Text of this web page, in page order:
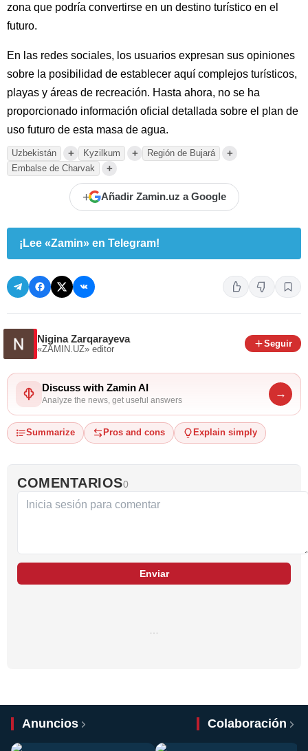
zona que podría convertirse en un destino turístico en el
futuro.
En las redes sociales, los usuarios expresan sus opiniones
sobre la posibilidad de establecer aquí complejos turísticos,
playas y áreas de recreación. Hasta ahora, no se ha
proporcionado información oficial detallada sobre el plan de
uso futuro de esta masa de agua.
Uzbekistán + Kyzilkum + Región de Bujará +
Embalse de Charvak +
+ Añadir Zamin.uz a Google
¡Lee «Zamin» en Telegram!
Nigina Zarqarayeva
«ZAMIN.UZ» editor
Seguir
Discuss with Zamin AI
Analyze the news, get useful answers
→
Summarize Pros and cons Explain simply
COMENTARIOS0
Enviar
Anuncios Colaboración